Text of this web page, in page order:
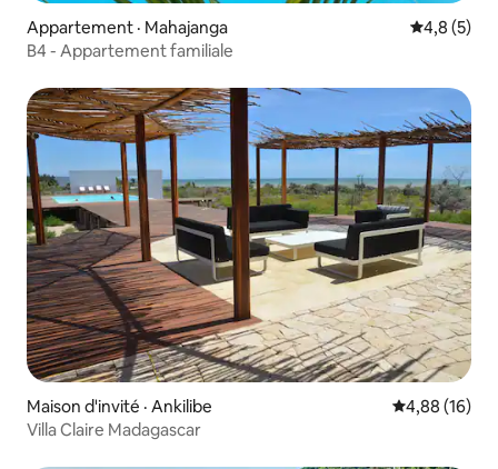
Appartement · Mahajanga Note
4,8 (5)
B4 - Appartement familiale
Maison d'invité · Ankilibe Note
4,88 (16)
Villa Claire Madagascar